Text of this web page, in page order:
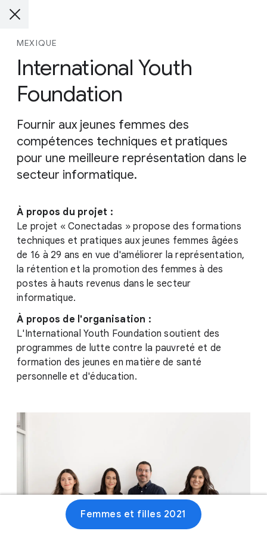
MEXIQUE
International Youth
Foundation
Fournir aux jeunes femmes des
compétences techniques et pratiques
pour une meilleure représentation dans le
secteur informatique.
À propos du projet :
Le projet « Conectadas » propose des formations
techniques et pratiques aux jeunes femmes âgées
de 16 à 29 ans en vue d'améliorer la représentation,
la rétention et la promotion des femmes à des
postes à hauts revenus dans le secteur
informatique.
À propos de l'organisation :
L'International Youth Foundation soutient des
programmes de lutte contre la pauvreté et de
formation des jeunes en matière de santé
personnelle et d'éducation.
Femmes et filles 2021